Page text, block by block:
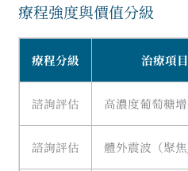
療程強度與價值分級
療程分級 治療項目
諮詢評估 高濃度葡萄糖
諮詢評估 體外震波（聚焦